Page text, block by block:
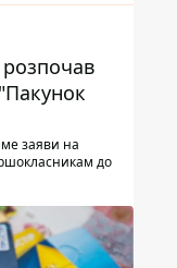
заяви на
до